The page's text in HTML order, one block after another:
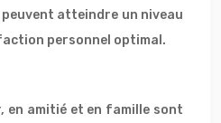
atteindre un niveau
personnel optimal.
en amitié et en famille sont